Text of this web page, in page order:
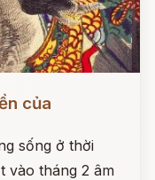
của
sống ở thời
vào tháng 2 âm